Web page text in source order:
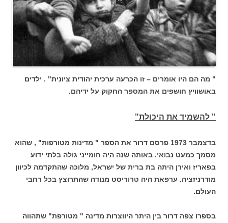
" מה הם היו אומרים – זו הכרעה ערכית יהודית ציונית" . ילדים
באושוויץ חושפים את המספר החקוק על ידיהם.
" להשמיד את היכולת"
בדצמבר 1973 פרסם דרור את הספר " מדינות מטורפות" , שהוא
מסמך כמעט נבואי. באותה שנה היה חומייני גולה בלתי ידוע
בפאריז ואירן היתה בת ברית של ישראל, מלוכה שהתקדמה לכיוון
מודרניזציה. ערפאת היה טרוריסט מנודה שהתרוצץ בכל רחבי
העולם.
בספרו צפה דרור בין היתר היווצרות מדינה " מטורפת" שתהווה